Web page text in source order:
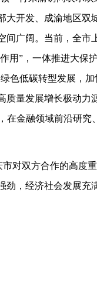
大开发、成渝地区
间广阔。当前，全
用”，一体推进大
色低碳转型发展，
量发展增长极动力
在金融领域前沿研
市对双方合作的高度
劲，经济社会发展